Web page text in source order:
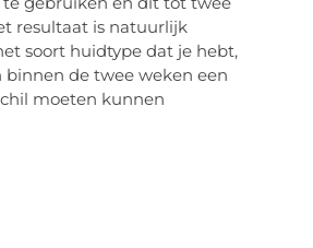
resultaat is natuurlijk
soort huidtype dat je hebt,
binnen de twee weken een
moeten kunnen